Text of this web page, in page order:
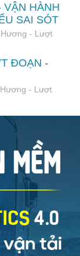
VẬN HÀNH
SAI SÓT
- Lượt
ĐOẠN -
- Lượt